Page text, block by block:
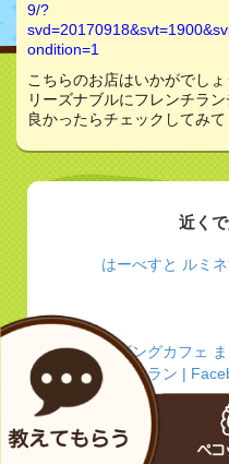
9/?
ondition=1
こちらのお店はいかがでしょ
リーズナブルにフレンチラン
良かったらチェックしてみて
近く
はーべすと ルミ
リビングカフェ
レストラン |
高田馬場文流